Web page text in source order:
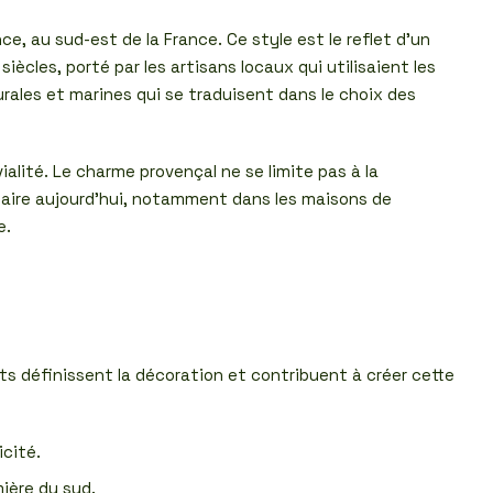
au sud-est de la France. Ce style est le reflet d’un
porté par les artisans locaux qui utilisaient les
et marines qui se traduisent dans le choix des
Le charme provençal ne se limite pas à la
aujourd’hui, notamment dans les maisons de
définissent la décoration et contribuent à créer cette
du sud.